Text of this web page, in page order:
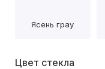
Ясень грау
Цвет стекла